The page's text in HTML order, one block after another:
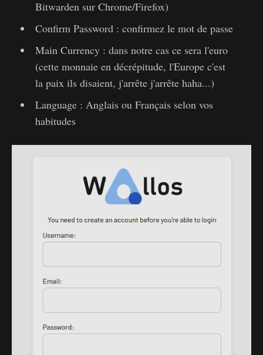
Bitwarden sur Chrome/Firefox)
Confirm Password : confirmez le mot de passe
Main Currency : dans notre cas ce sera l'euro
(cette monnaie en décrépitude, l'Europe c'est
la paix ils disaient, j'arrête j'arrête haha...)
Language : Anglais ou Français selon vos
habitudes